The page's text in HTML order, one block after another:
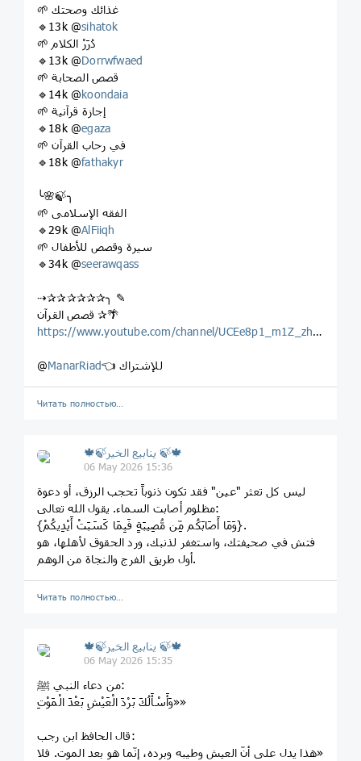
🌱 غذائك وصحتك
🔹13k @sihatok
🌱 دُرَرْ الكلام
🔹13k @Dorrwfwaed
🌱 قصص الصحابة
🔹14k @koondaia
🌱 إجازة قرآنية
🔹18k @egaza
🌱 في رحاب القرآن
🔹18k @fathakyr
╰🌸🍃╮
🌱 الفقه الإسلامى
🔹29k @AlFiiqh
🌱 سيرة وقصص للأطفال
🔹34k @seerawqass
‏✰ قصص القرآن🌴
https://www.youtube.com/channel/UCEe8p1_m1Z_zhxxFBOuHuTw
@ManarRiad 👈 للإشتراك
Читать полностью…
🍁🍃ينابيع الخير 🍃🍁
06 May 2026 15:36
مظلوم أصابت السماء. يقول الله تعالى:
{وَمَا أَصَابَكُم مِّن مُّصِيبَةٍ فَبِمَا كَسَبَتْ أَيْدِيكُمْ}.
فتش في صحيفتك، واستغفر لذنبك، ورد الحقوق لأهلها، هو
أول طريق الفرج والنجاة من الوهم.
Читать полностью…
🍁🍃ينابيع الخير 🍃🍁
06 May 2026 15:35
‏من دعاء النبي ﷺ:
‏«وَأَسْأَلُكَ بَرْدَ الْعَيْشِ بَعْدَ الْمَوْتِ»
‏قال الحافظ ابن رجب:
‏«هذا يدل على أنّ العيش وطيبه وبرده، إنّما هو بعد الموت. فلا